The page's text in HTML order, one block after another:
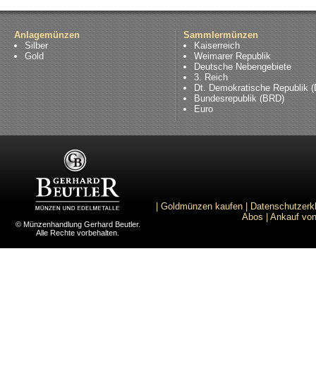
Anlagemünzen
Silber
Gold
Sammlermünzen
Kaiserreich
Weimarer Republik
Deutsche Nebengebiete
3. Reich
Dt. Demokratische Republik
Bundesrepublik (BRD)
Euro
© Münzenhandlung Gerhard Beutler.
Alle Rechte vorbehalten.
Goldmünzen kaufen
Abos
Ankauf